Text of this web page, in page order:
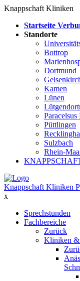
Knappschaft Kliniken
Startseite
Standorte
Bottrop
Dortmund
Kamen
Lünen
Paracelsus
Püttlingen
Sulzbach
Rhein-
Knappschaft Kliniken
x
Sprechstunden
Fachbereiche
Zurück
Kliniken &